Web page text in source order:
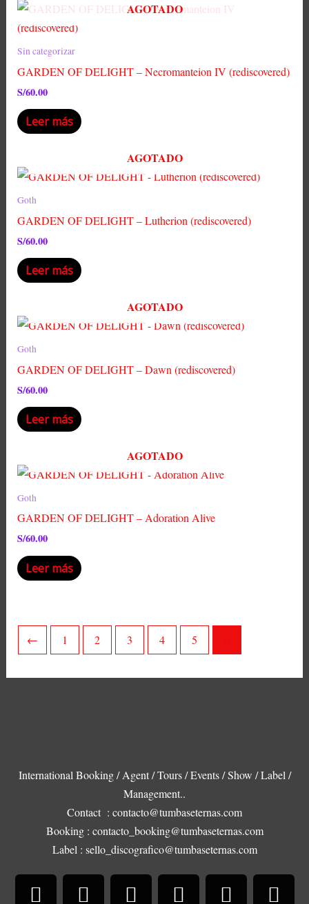
AGOTADO
Sin categorizar
GARDEN OF DELIGHT – Necromanteion IV (rediscovered)
S/60.00
Leer más
AGOTADO
Goth
GARDEN OF DELIGHT – Lutherion (rediscovered)
S/60.00
Leer más
AGOTADO
Goth
GARDEN OF DELIGHT – Dawn (rediscovered)
S/60.00
Leer más
AGOTADO
Goth
GARDEN OF DELIGHT – Adoration Alive
S/60.00
Leer más
← 1 2 3 4 5
International Booking / Agent / Tours / Events / Show / Label /
Management..
Contact : contacto@tumbaseternas.com
Booking : contacto_booking@tumbaseternas.com
Label : sello_discografico@tumbaseternas.com
F I T X S Y
B